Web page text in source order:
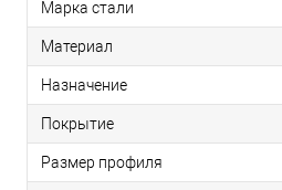
Марка стали
Материал
Назначение
Покрытие
Размер профиля